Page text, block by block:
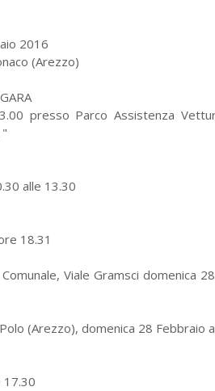
2016
(Arezzo)
presso Parco Assistenza
alle 13.30
18.31
Comunale, Viale Gramsci domenica
(Arezzo), domenica 28 Febbraio
17.30